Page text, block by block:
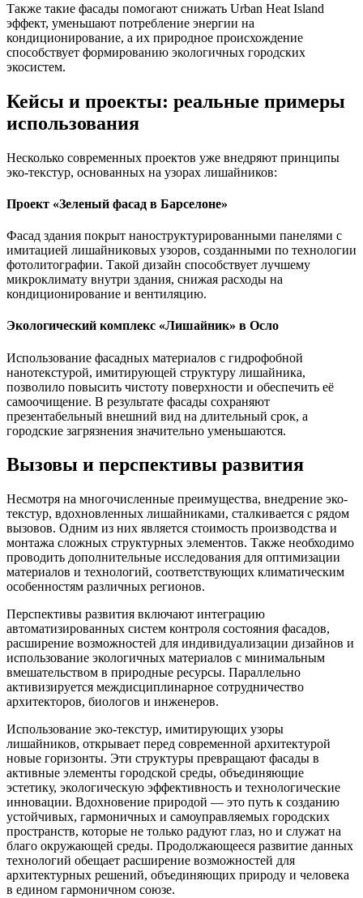
Также такие фасады помогают снижать Urban Heat Island
эффект, уменьшают потребление энергии на
кондиционирование, а их природное происхождение
способствует формированию экологичных городских
экосистем.
Кейсы и проекты: реальные примеры
использования
Несколько современных проектов уже внедряют принципы
эко-текстур, основанных на узорах лишайников:
Проект «Зеленый фасад в Барселоне»
Фасад здания покрыт наноструктурированными панелями с
имитацией лишайниковых узоров, созданными по технологии
фотолитографии. Такой дизайн способствует лучшему
микроклимату внутри здания, снижая расходы на
кондиционирование и вентиляцию.
Экологический комплекс «Лишайник» в Осло
Использование фасадных материалов с гидрофобной
нанотекстурой, имитирующей структуру лишайника,
позволило повысить чистоту поверхности и обеспечить её
самоочищение. В результате фасады сохраняют
презентабельный внешний вид на длительный срок, а
городские загрязнения значительно уменьшаются.
Вызовы и перспективы развития
Несмотря на многочисленные преимущества, внедрение эко-
текстур, вдохновленных лишайниками, сталкивается с рядом
вызовов. Одним из них является стоимость производства и
монтажа сложных структурных элементов. Также необходимо
проводить дополнительные исследования для оптимизации
материалов и технологий, соответствующих климатическим
особенностям различных регионов.
Перспективы развития включают интеграцию
автоматизированных систем контроля состояния фасадов,
расширение возможностей для индивидуализации дизайнов и
использование экологичных материалов с минимальным
вмешательством в природные ресурсы. Параллельно
активизируется междисциплинарное сотрудничество
архитекторов, биологов и инженеров.
Использование эко-текстур, имитирующих узоры
лишайников, открывает перед современной архитектурой
новые горизонты. Эти структуры превращают фасады в
активные элементы городской среды, объединяющие
эстетику, экологическую эффективность и технологические
инновации. Вдохновение природой — это путь к созданию
устойчивых, гармоничных и самоуправляемых городских
пространств, которые не только радуют глаз, но и служат на
благо окружающей среды. Продолжающееся развитие данных
технологий обещает расширение возможностей для
архитектурных решений, объединяющих природу и человека
в едином гармоничном союзе.